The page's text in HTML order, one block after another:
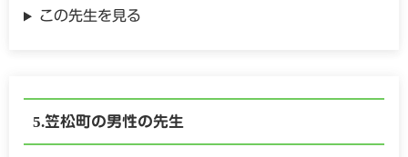
この先生を見る
笠松町の男性の先生